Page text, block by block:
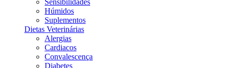
Húmidos
Suplementos
Dietas Veterinárias
Alergias
Cardiacos
Convalescença
Diabetes